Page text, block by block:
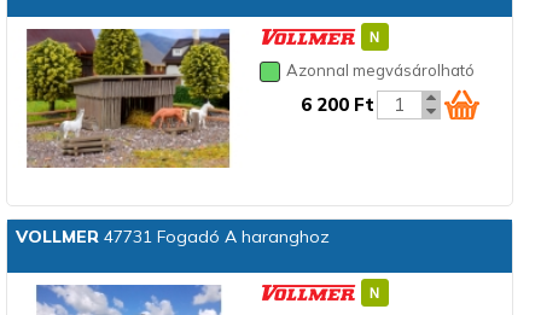
Azonnal megvásárolható
6 200 Ft
VOLLMER47731 Fogadó A haranghoz